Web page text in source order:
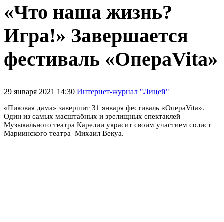
«Что наша жизнь?
Игра!» Завершается
фестиваль «ОпераVita»
29 января 2021 14:30 Интернет-журнал "Лицей"
«Пиковая дама» завершит 31 января фестиваль «ОпераVita».
Один из самых масштабных и зрелищных спектаклей
Музыкального театра Карелии украсит своим участием солист
Мариинского театра Михаил Векуа.